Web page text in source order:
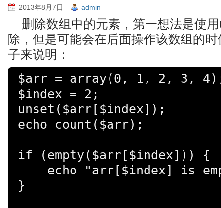
2013年8月7日 admin
删除数组中的元素，第一想法是使
除，但是可能会在后面操作该数组的
子来说明：
$arr = array(0, 1, 2, 3,
$index = 2;
unset($arr[$index]);
echo count($arr);
if (empty($arr[$index])) {
}